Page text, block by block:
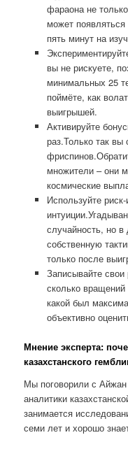
фараона не
может
пять минут на
вы не рискуете,
минимальных 25
поймёте, как
выигрышей.
Активируйте
раз.Только так
множители – они
космические
Используйте
случайность, но
собственную
только после
Записывайте свои
сколько
какой был
объективно
Мнение эксперта:
казахстанского
Мы поговорили с
аналитики
занимается
семи лет и хорошо